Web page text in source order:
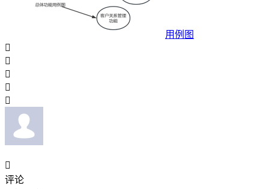
用例图






评论